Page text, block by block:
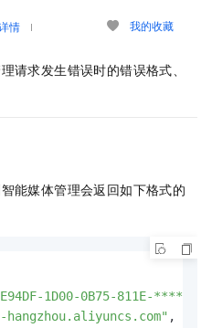
情 我的收藏
请求发生错误时的错误格式、
能媒体管理会返回如下格式的
1D00-0B75-811E-****"
hangzhou.aliyuncs.com" ,